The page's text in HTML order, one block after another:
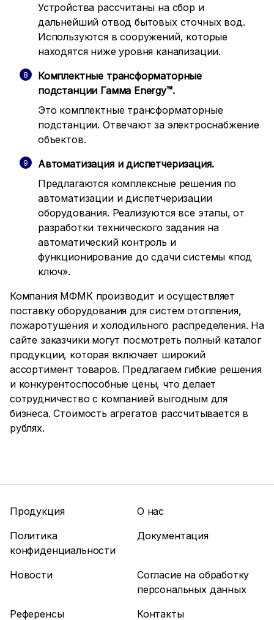
Устройства рассчитаны на сбор и
дальнейший отвод бытовых сточных вод.
Используются в сооружений, которые
находятся ниже уровня канализации.
Комплектные трансформаторные
подстанции Гамма Energy™.
Это комплектные трансформаторные
подстанции. Отвечают за электроснабжение
объектов.
Автоматизация и диспетчеризация.
Предлагаются комплексные решения по
автоматизации и диспетчеризации
оборудования. Реализуются все этапы, от
разработки технического задания на
автоматический контроль и
функционирование до сдачи системы «под
ключ».
Компания МФМК производит и осуществляет
поставку оборудования для систем отопления,
пожаротушения и холодильного распределения. На
сайте заказчики могут посмотреть полный каталог
продукции, которая включает широкий
ассортимент товаров. Предлагаем гибкие решения
и конкурентоспособные цены, что делает
сотрудничество с компанией выгодным для
бизнеса. Стоимость агрегатов рассчитывается в
рублях.
Продукция
О нас
Политика
конфиденциальности
Документация
Новости
Согласие на обработку
персональных данных
Референсы
Контакты